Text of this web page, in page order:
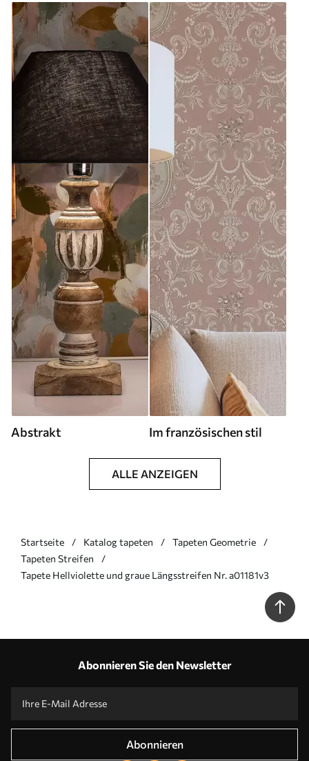
Abstrakt Im französischen stil
ALLE ANZEIGEN
Startseite Katalog tapeten
Tapeten Geometrie
Tapeten Streifen
Tapete Hellviolette und graue Längsstreifen Nr. a01181v3
Abonnieren Sie den Newsletter
Abonnieren